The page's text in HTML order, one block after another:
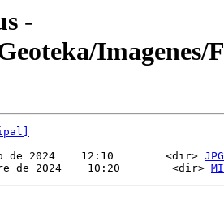
-
Imagenes/
de 2024    12:10        <dir> JPG
de 2024    10:20        <dir>